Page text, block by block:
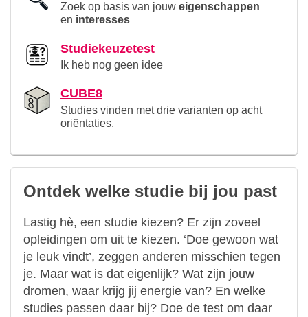
Zoek op basis van jouw eigenschappen
en interesses
Studiekeuzetest
Ik heb nog geen idee
CUBE8
Studies vinden met drie varianten op acht
oriëntaties.
Ontdek welke studie bij jou past
Lastig hè, een studie kiezen? Er zijn zoveel
opleidingen om uit te kiezen. ‘Doe gewoon wat
je leuk vindt’, zeggen anderen misschien tegen
je. Maar wat is dat eigenlijk? Wat zijn jouw
dromen, waar krijg jij energie van? En welke
studies passen daar bij? Doe de test om daar